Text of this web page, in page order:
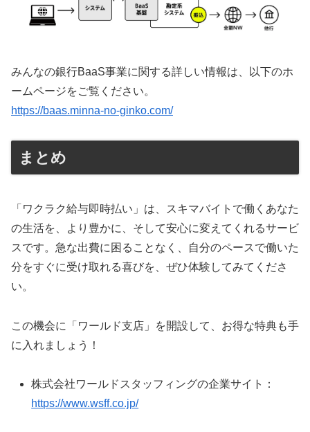
みんなの銀行BaaS事業に関する詳しい情報は、以下のホ
ームページをご覧ください。
https://baas.minna-no-ginko.com/
まとめ
「ワクラク給与即時払い」は、スキマバイトで働くあなた
の生活を、より豊かに、そして安心に変えてくれるサービ
スです。急な出費に困ることなく、自分のペースで働いた
分をすぐに受け取れる喜びを、ぜひ体験してみてくださ
い。
この機会に「ワールド支店」を開設して、お得な特典も手
に入れましょう！
株式会社ワールドスタッフィングの企業サイト：
https://www.wsff.co.jp/